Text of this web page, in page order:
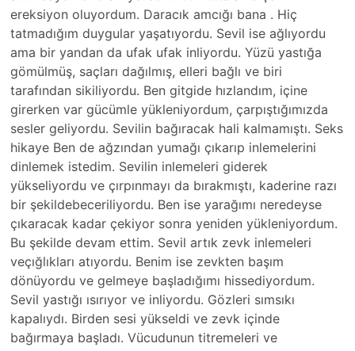
ereksiyon oluyordum. Daracık amcığı bana . Hiç
tatmadığım duygular yaşatıyordu. Sevil ise ağlıyordu
ama bir yandan da ufak ufak inliyordu. Yüzü yastığa
gömülmüş, saçları dağılmış, elleri bağlı ve biri
tarafından sikiliyordu. Ben gitgide hızlandım, içine
girerken var gücümle yükleniyordum, çarpıştığımızda
sesler geliyordu. Sevilin bağıracak hali kalmamıştı. Seks
hikaye Ben de ağzından yumağı çıkarıp inlemelerini
dinlemek istedim. Sevilin inlemeleri giderek
yükseliyordu ve çırpınmayı da bırakmıştı, kaderine razı
bir şekildebeceriliyordu. Ben ise yarağımı neredeyse
çıkaracak kadar çekiyor sonra yeniden yükleniyordum.
Bu şekilde devam ettim. Sevil artık zevk inlemeleri
veçığlıkları atıyordu. Benim ise zevkten başım
dönüyordu ve gelmeye başladığımı hissediyordum.
Sevil yastığı ısırıyor ve inliyordu. Gözleri sımsıkı
kapalıydı. Birden sesi yükseldi ve zevk içinde
bağırmaya başladı. Vücudunun titremeleri ve